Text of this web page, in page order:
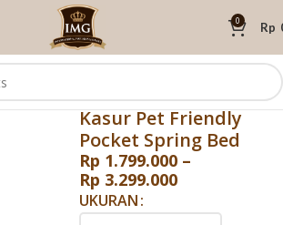
0 Rp
Tote Yama Petto |
Kasur Pet Friendly
Pocket Spring Bed
Rp 1.799.000 –
Rp 3.299.000
UKURAN